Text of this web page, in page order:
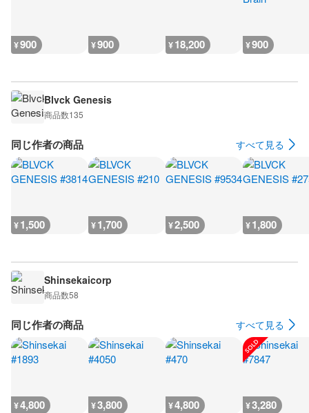
¥900 ¥900 ¥18,200 ¥900
Blvck Genesis
商品数135
同じ作者の商品 すべて見る
¥1,500 ¥1,700 ¥2,500 ¥1,800
Shinsekaicorp
商品数58
同じ作者の商品 すべて見る
¥4,800 ¥3,800 ¥4,800 ¥3,280